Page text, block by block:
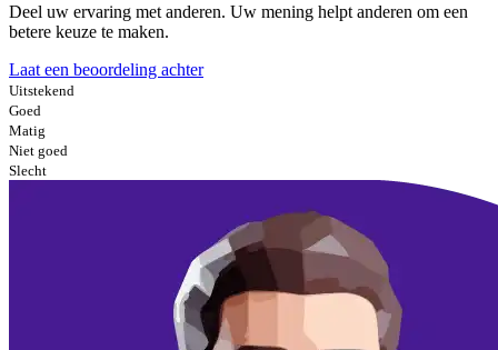
Deel uw ervaring met anderen. Uw mening helpt anderen om een
betere keuze te maken.
Laat een beoordeling achter
Uitstekend
Goed
Matig
Niet goed
Slecht